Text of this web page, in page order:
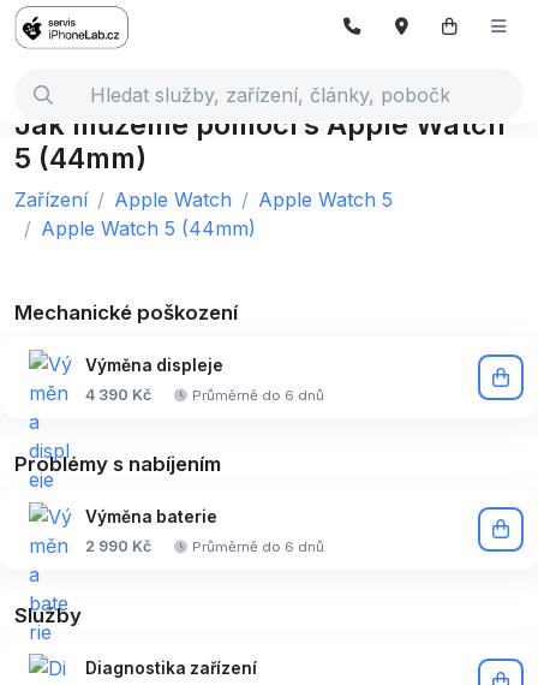
Jak můžeme pomoci s Apple Watch
5 (44mm)
Zařízení Apple Watch
Apple Watch 5
Apple Watch 5 (44mm)
Mechanické poškození
Výměna displeje
4 390 Kč Průměrně do 6 dnů
Problémy s nabíjením
Výměna baterie
2 990 Kč Průměrně do 6 dnů
Služby
Diagnostika zařízení